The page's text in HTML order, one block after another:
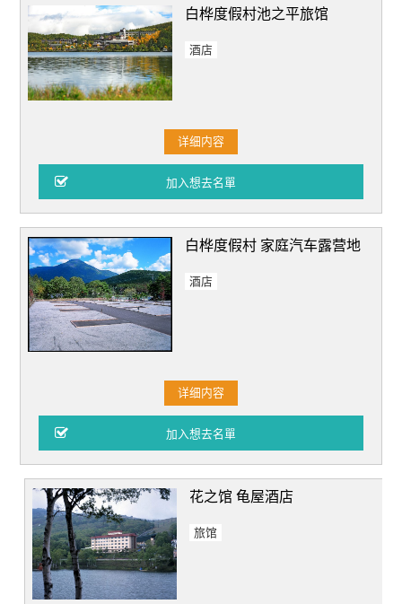
白桦度假村池之平旅馆
酒店
详细内容
白桦度假村 家庭汽车露营地
酒店
详细内容
花之馆 龟屋酒店
旅馆